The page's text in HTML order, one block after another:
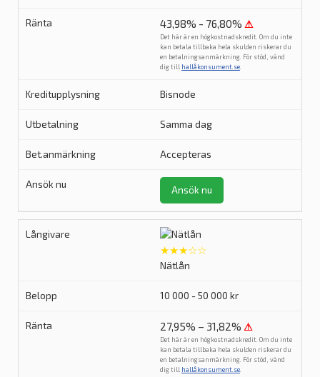
43,98% - 76,80% ⚠
Det här är en högkostnadskredit. Om du inte
kan betala tillbaka hela skulden riskerar du
en betalningsanmärkning. För stöd, vänd
dig till hallåkonsument.se
Bisnode
Samma dag
Accepteras
Ansök nu
★★★☆☆
Nätlån
10 000 - 50 000 kr
27,95% – 31,82% ⚠
Det här är en högkostnadskredit. Om du inte
kan betala tillbaka hela skulden riskerar du
en betalningsanmärkning. För stöd, vänd
dig till hallåkonsument.se